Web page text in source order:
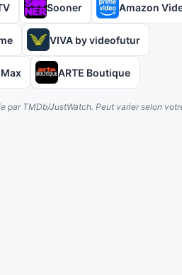
Sooner Amazon
VIVA by videofutur
ARTE Boutique
par TMDb/JustWatch. Peut varier selon